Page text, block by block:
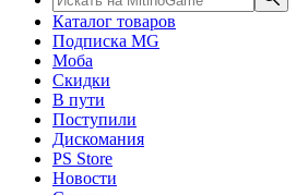
Каталог товаров
Подписка MG
Моба
Скидки
В пути
Поступили
Дискомания
PS Store
Новости